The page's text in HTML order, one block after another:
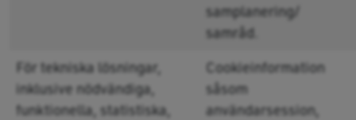
samplanering/
samråd.
För tekniska lösningar,
inklusive nödvändiga,
funktionella, statistiska,
Cookieinformation
såsom
användarsession,